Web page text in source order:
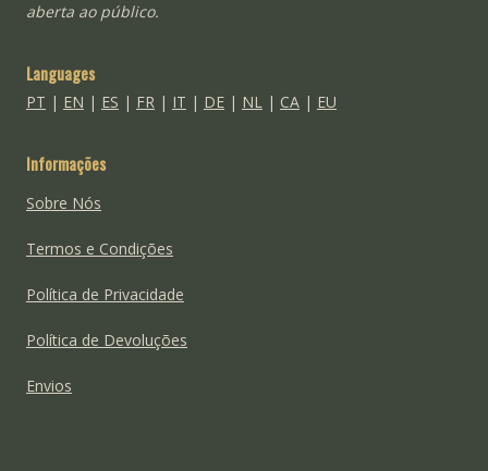
aberta ao público.
Languages
PT | EN | ES | FR| IT | DE| NL| CA| EU
Informações
Sobre Nós
Termos e Condições
Política de Privacidade
Política de Devoluções
Envios